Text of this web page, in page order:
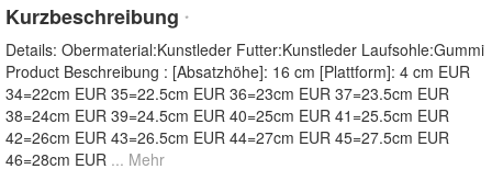
Kurzbeschreibung *
Details: Obermaterial:Kunstleder Futter:Kunstleder Laufsohle:Gummi
Product Beschreibung : [Absatzhöhe]: 16 cm [Plattform]: 4 cm EUR
34=22cm EUR 35=22.5cm EUR 36=23cm EUR 37=23.5cm EUR
38=24cm EUR 39=24.5cm EUR 40=25cm EUR 41=25.5cm EUR
42=26cm EUR 43=26.5cm EUR 44=27cm EUR 45=27.5cm EUR
46=28cm EUR ... Mehr